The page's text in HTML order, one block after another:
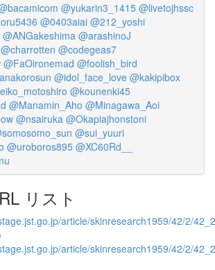
@yukarin3_1415 @livetojhssc
@0403aiai @212_yoshi
@ANGakeshima @arashinoJ
@charrotten @codegeas7
@FaOironemad @foolish_bird
@idol_face_love @kakipibox
@kounenki45
@Manamin_Aho @Minagawa_Aoi
@nsairuka @Okapiajhonstoni
@sui_yuuri
@uroboros895 @XC60Rd__
リスト
article/skinresearch1959/42/2/
article/skinresearch1959/42/2/